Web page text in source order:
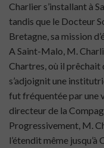
Charlier s’installant à
tandis que le Docteur
Bretagne, sa mission
A Saint-Malo, M.
Chartres, où il prêchait
s’adjoignit une
fut fréquentée par une
directeur de la
Progressivement, M.
l’étendit même jusqu’à